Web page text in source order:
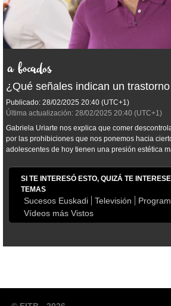
¿Qué señales indican un
Publicado: 28/02/2025 20:40 (UTC+1)
Última actualización: 28/02/2025 20:40 (UTC+1)
Gabriela Uriarte nos explica que comer
por las prohibiciones que nos ponemos hacia
adolescentes de hoy tienen una presión estética
SI TE INTERESÓ ESTO, QUIZÁ TE
TEMAS
Sucesos Euskadi Televisión
Vídeos más Vistos